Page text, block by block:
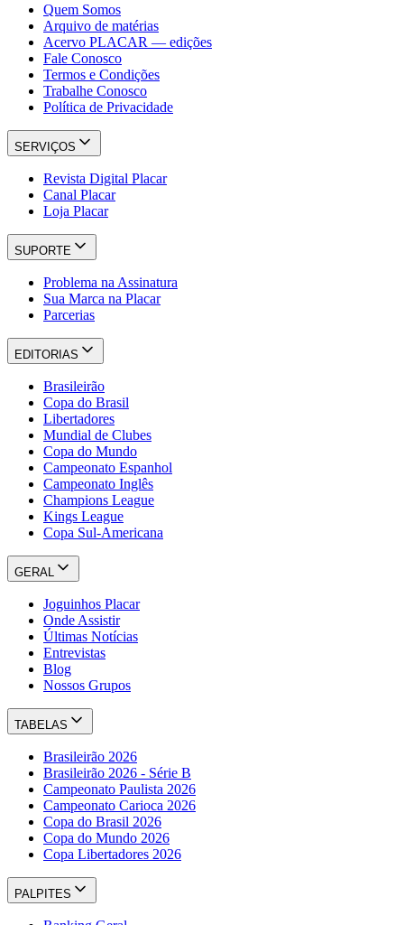
Quem Somos
Arquivo de matérias
Acervo PLACAR — edições
Fale Conosco
Termos e Condições
Trabalhe Conosco
Política de Privacidade
SERVIÇOS
Revista Digital Placar
Canal Placar
Loja Placar
SUPORTE
Problema na Assinatura
Sua Marca na Placar
Parcerias
EDITORIAS
Brasileirão
Copa do Brasil
Libertadores
Mundial de Clubes
Copa do Mundo
Campeonato Espanhol
Campeonato Inglês
Champions League
Kings League
Copa Sul-Americana
GERAL
Joguinhos Placar
Onde Assistir
Últimas Notícias
Entrevistas
Blog
Nossos Grupos
TABELAS
Brasileirão 2026
Brasileirão 2026 - Série B
Campeonato Paulista 2026
Campeonato Carioca 2026
Copa do Brasil 2026
Copa do Mundo 2026
Copa Libertadores 2026
PALPITES